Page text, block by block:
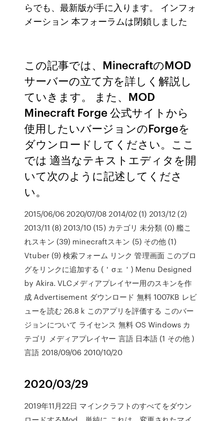
らでも、最新版が手に入ります。 インフォ
メーション 本フォーラムは閉鎖しました
この記事では、MinecraftのMOD
サーバーの立て方を詳しく解説し
ていきます。 また、MOD
Minecraft Forge 公式サイトから
使用したいバージョンのForgeを
ダウンロードしてください。ここ
では 適当なテキストエディタを開
いて次のように記述してくださ
い。
2015/06/06 2020/07/08 2014/02 (1) 2013/12 (2)
2013/11 (8) 2013/10 (15) カテゴリ 未分類 (0) 艦こ
れスキン (39) minecraftスキン (5) その他 (1)
Vtuber (9) 検索フォーム リンク 管理画面 このブロ
グをリンクに追加する (＇σェ＇) Menu Designed
by Akira. VLCメディアプレイヤー用のスキンを作
成 Advertisement ダウンロード 無料 1007KB レビ
ューを読む 26.8 k このアプリを評価する このバー
ジョンについて ライセンス 無料 OS Windows カ
テゴリ メディアプレイヤー 言語 日本語 (1 その他 )
言語 2018/09/06 2010/10/20
2020/03/29
2019年11月22日 マインクラフトのすべてをダウン